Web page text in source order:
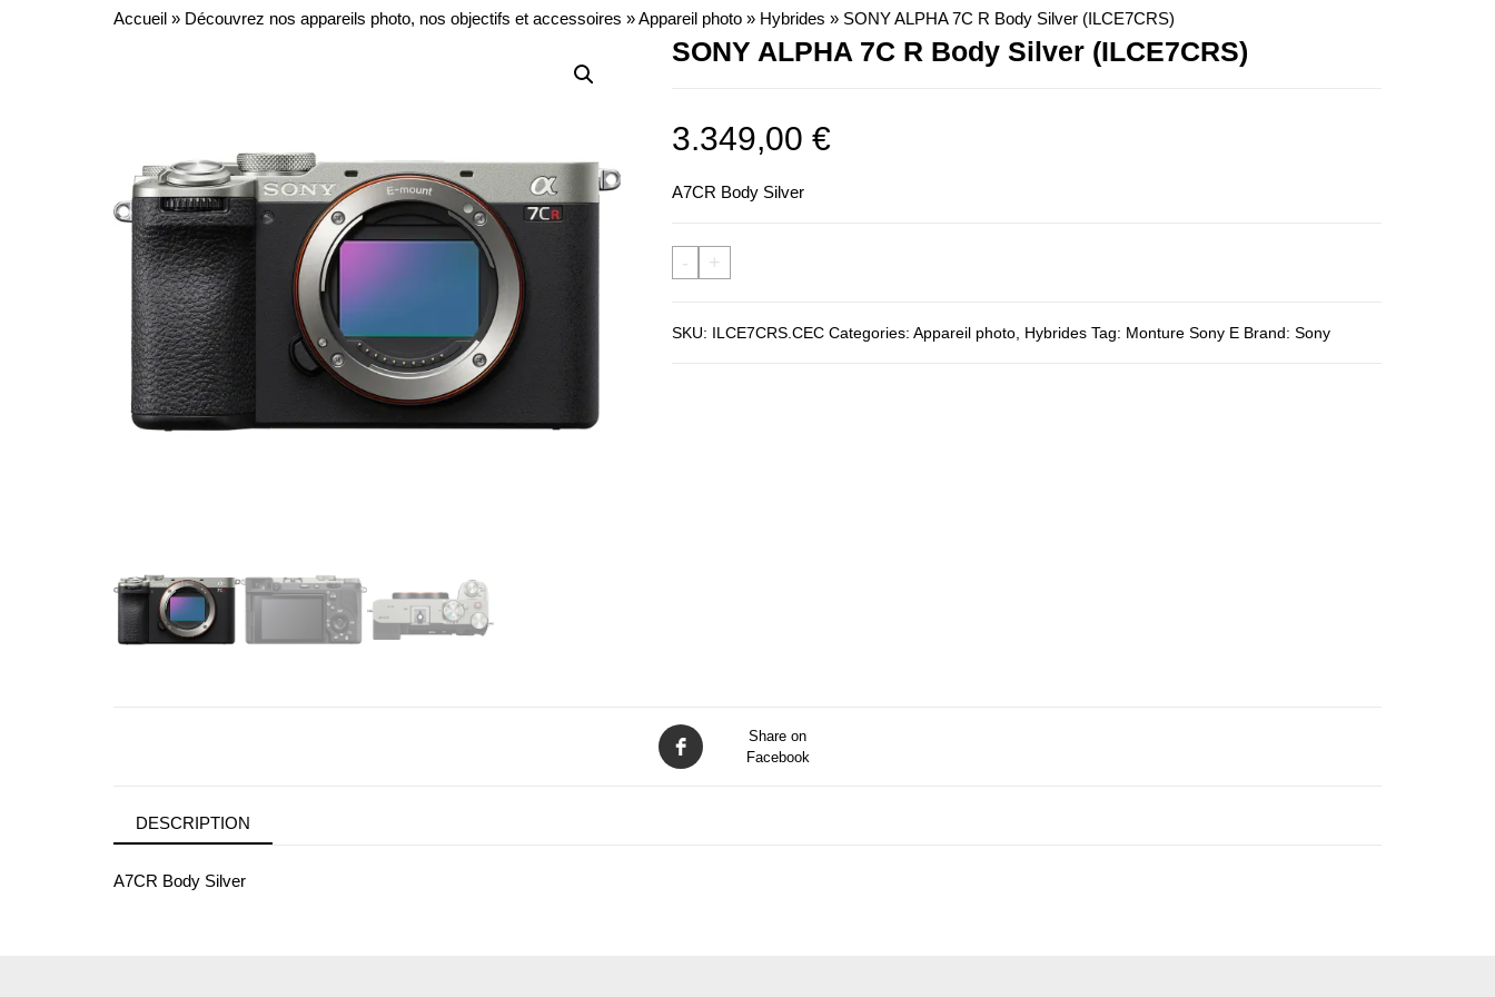
Accueil » Découvrez nos appareils photo, nos objectifs et accessoires »Appareil photo » Hybrides » SONY ALPHA 7C R Body Silver (ILCE7CRS)
SONY ALPHA 7C R Body Silver (ILCE7CRS)
3.349,00 €
A7CR Body Silver
- +
SKU: ILCE7CRS.CEC Categories: Appareil photo, Hybrides Tag: Monture Sony E Brand: Sony
Share on
Facebook
DESCRIPTION
A7CR Body Silver